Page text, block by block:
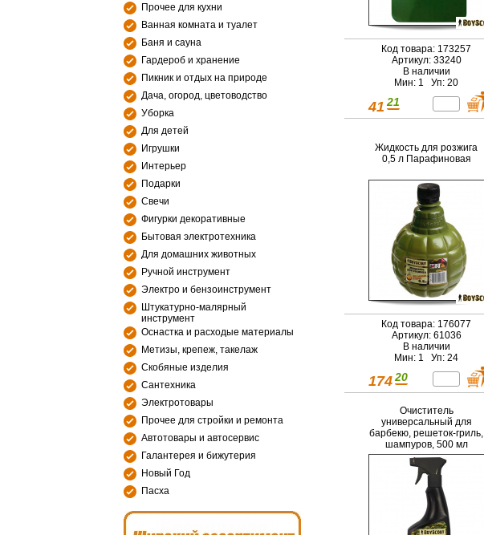
Прочее для кухни
Ванная комната и туалет
Баня и сауна
Гардероб и хранение
Пикник и отдых на природе
Дача, огород, цветоводство
Уборка
Для детей
Игрушки
Интерьер
Подарки
Свечи
Фигурки декоративные
Бытовая электротехника
Для домашних животных
Ручной инструмент
Электро и бензоинструмент
Штукатурно-малярный
инструмент
Оснастка и расходые материалы
Метизы, крепеж, такелаж
Скобяные изделия
Сантехника
Электротовары
Прочее для стройки и ремонта
Автотовары и автосервис
Галантерея и бижутерия
Новый Год
Пасха
Код товара: 173257
Артикул: 33240
В наличии
Мин: 1 Уп: 20
41 21
Жидкость для розжига
0,5 л Парафиновая
Код товара: 176077
Артикул: 61036
В наличии
Мин: 1 Уп: 24
174 20
Очиститель
универсальный для
барбекю, решеток-гриль,
шампуров, 500 мл